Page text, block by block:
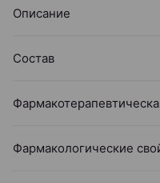
Описание
Состав
Фармакологические